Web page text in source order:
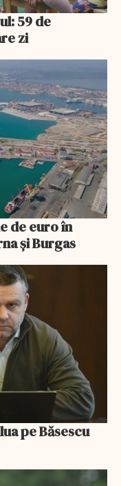
59 de
zi
de euro în
și Burgas
pe Băsescu